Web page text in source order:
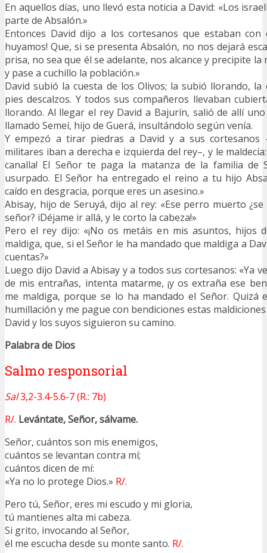
En aquellos días, uno llevó esta noticia a David: «Los
parte de Absalón.»
Entonces David dijo a los cortesanos que estaban con
huyamos! Que, si se presenta Absalón, no nos dejará
prisa, no sea que él se adelante, nos alcance y precipite
y pase a cuchillo la población.»
David subió la cuesta de los Olivos; la subió llorando, la
pies descalzos. Y todos sus compañeros llevaban
llorando. Al llegar el rey David a Bajurín, salió de allí
llamado Semeí, hijo de Guerá, insultándolo según venía.
Y empezó a tirar piedras a David y a sus
militares iban a derecha e izquierda del rey–, y le
canalla! El Señor te paga la matanza de la familia de
usurpado. El Señor ha entregado el reino a tu hijo
caído en desgracia, porque eres un asesino.»
Abisay, hijo de Seruyá, dijo al rey: «Ese perro muerto
señor? iDéjame ir allá, y le corto la cabeza!»
Pero el rey dijo: «¡No os metáis en mis asuntos, hijos
maldiga, que, si el Señor le ha mandado que maldiga a
cuentas?»
Luego dijo David a Abisay y a todos sus cortesanos: «Ya
de mis entrañas, intenta matarme, ¡y os extraña ese
me maldiga, porque se lo ha mandado el Señor. Quizá
humillación y me pague con bendiciones estas
David y los suyos siguieron su camino.
Palabra de Dios
Salmo responsorial
Sal3,2-3.4-5.6-7 (R.: 7b)
R/. Levántate, Señor, sálvame.
Señor, cuántos son mis enemigos,
cuántos se levantan contra mí;
cuántos dicen de mí:
«Ya no lo protege Dios.» R/.
Pero tú, Señor, eres mi escudo y mi gloria,
tú mantienes alta mi cabeza.
Si grito, invocando al Señor,
él me escucha desde su monte santo. R/.